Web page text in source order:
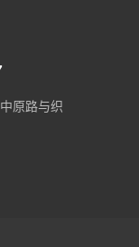
原路与织